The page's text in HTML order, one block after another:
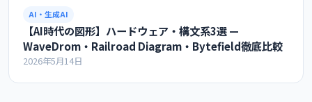
AI・生成AI
【AI時代の図形】ハードウェア・構文系3選 —
WaveDrom・Railroad Diagram・Bytefield徹底比較
2026年5月14日